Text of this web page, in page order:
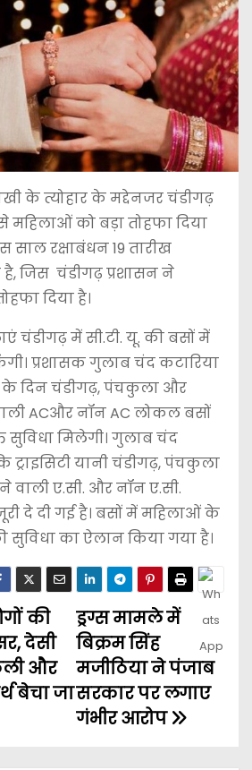
के त्योहार के मद्देनजर चंडीगढ़
महिलाओं को बड़ा तोहफा दिया
साल रक्षाबंधन 19 तारीख
है, जिस चंडीगढ़ प्रशासन ने
दिया है।
चंडीगढ़ में सी.टी. यू. की बसों में
प्रशासक गुलाब चंद कटारिया
के दिन चंडीगढ़, पंचकुला और
ACऔर नॉन AC लोकल बसों
सुविधा मिलेगी। गुलाब चंद
ट्राइसिटी यानी चंडीगढ़, पंचकुला
वाली ए.सी. और नॉन ए.सी.
दे दी गई है। बसों में महिलाओं के
का ऐलान किया गया है।
ड्रग्स मामले में
बिक्रम सिंह
मजीठिया ने पंजाब
सरकार पर लगाए
गंभीर आरोप
की
देसी
और
बेचा जा